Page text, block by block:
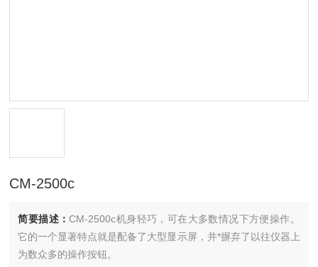
CM-2500c
简要描述：CM-2500c机身轻巧，可在大多数情况下方便操作。
它的一个显著特点就是配备了大型显示屏，并*摒弃了以往仪器上
为数众多的操作按钮。